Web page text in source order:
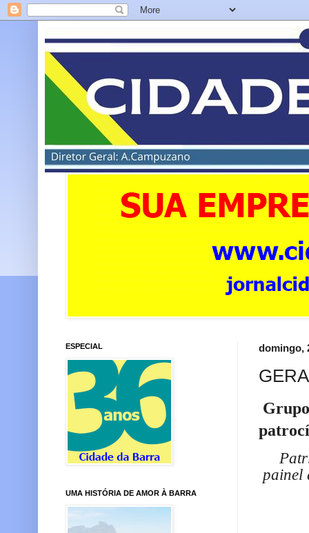
domingo,
painel
ESPECIAL
UMA HISTÓRIA DE AMOR À BARRA